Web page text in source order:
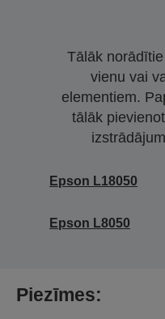
Tālāk
vienu vai
elementiem.
tālāk
Epson L18050
Epson L8050
Piezīmes: